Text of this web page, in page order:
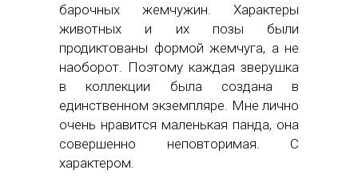
барочных жемчужин. Характеры
животных и их позы были
продиктованы формой жемчуга, а не
наоборот. Поэтому каждая зверушка
в коллекции была создана в
единственном экземпляре. Мне лично
очень нравится маленькая панда, она
совершенно неповторимая. С
характером.